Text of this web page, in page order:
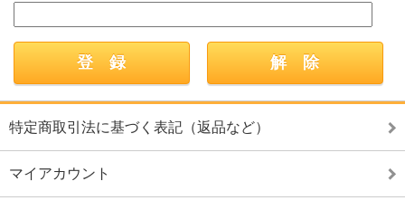
特定商取引法に基づく表記（返品など）
マイアカウント